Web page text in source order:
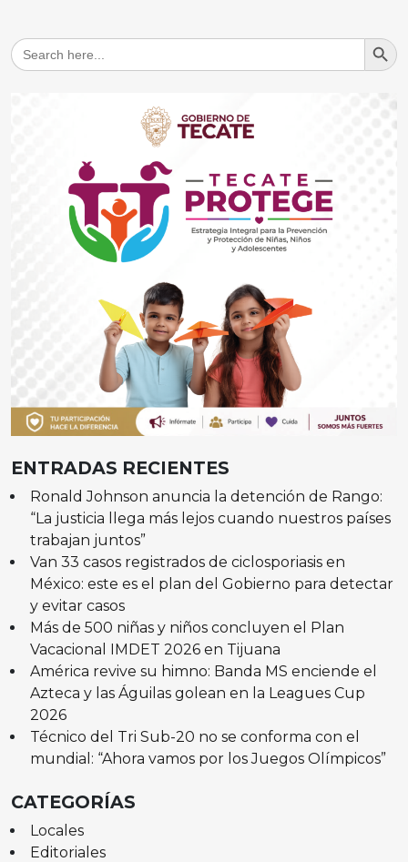
Search
for:
Search
ENTRADAS RECIENTES
Ronald Johnson anuncia la detención de Rango:
“La justicia llega más lejos cuando nuestros países
trabajan juntos”
Van 33 casos registrados de ciclosporiasis en
México: este es el plan del Gobierno para detectar
y evitar casos
Más de 500 niñas y niños concluyen el Plan
Vacacional IMDET 2026 en Tijuana
América revive su himno: Banda MS enciende el
Azteca y las Águilas golean en la Leagues Cup
2026
Técnico del Tri Sub-20 no se conforma con el
mundial: “Ahora vamos por los Juegos Olímpicos”
CATEGORÍAS
Locales
Editoriales